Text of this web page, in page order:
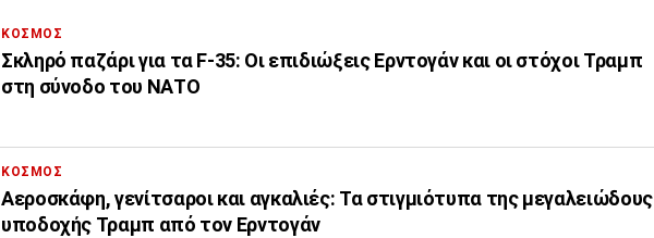
ΚΟΣΜΟΣ
Σκληρό παζάρι για τα F-35: Οι επιδιώξεις Ερντογάν και οι στόχοι Τραμπ
στη σύνοδο του ΝΑΤΟ
ΚΟΣΜΟΣ
Αεροσκάφη, γενίτσαροι και αγκαλιές: Τα στιγμιότυπα της μεγαλειώδους
υποδοχής Τραμπ από τον Ερντογάν